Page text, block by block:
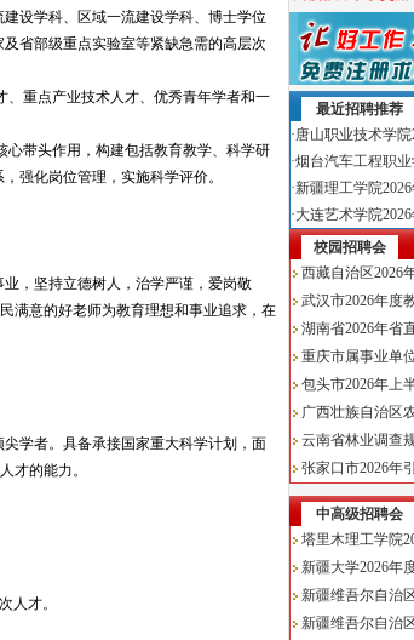
设学科、区域一流建设学科、博士学位
省部级重点实验室等紧缺急需的高层次
重点产业技术人才、优秀青年学者和一
心带头作用，构建包括教育教学、科学研
强化岗位管理，实施科学评价。
，坚持立德树人，治学严谨，爱岗敬
满意的好老师为教育理想和事业追求，在
学者。具备承接国家重大科学计划，面
才的能力。
人才。